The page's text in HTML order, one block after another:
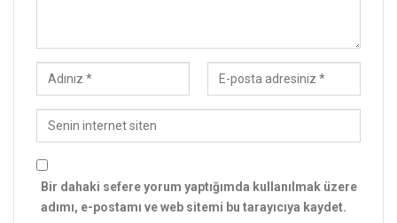
Bir dahaki sefere yorum yaptığımda kullanılmak üzere
adımı, e-postamı ve web sitemi bu tarayıcıya kaydet.